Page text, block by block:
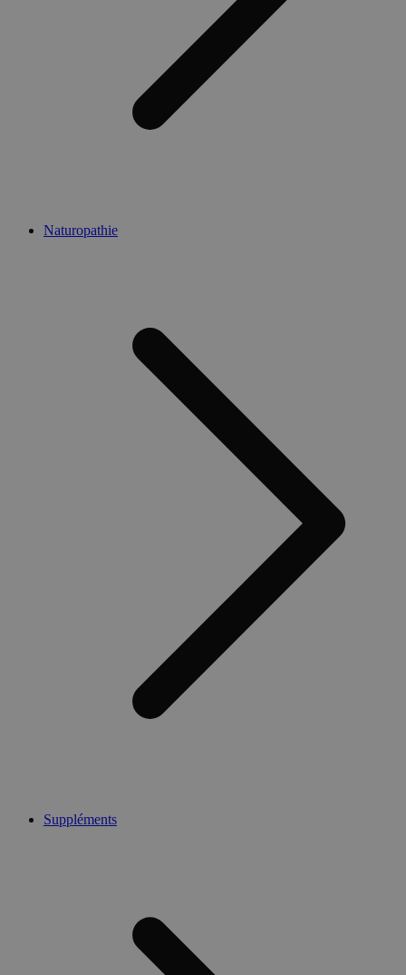
Naturopathie
Suppléments